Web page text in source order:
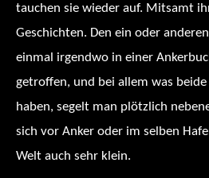
tauchen sie wieder auf. Mitsamt
Geschichten. Den ein oder
einmal irgendwo in einer
getroffen, und bei allem was
haben, segelt man plötzlich
sich vor Anker oder im selben
Welt auch sehr klein.